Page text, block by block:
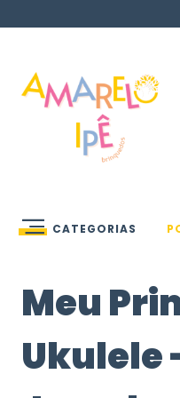
CATEGORIAS
Meu
Ukulele